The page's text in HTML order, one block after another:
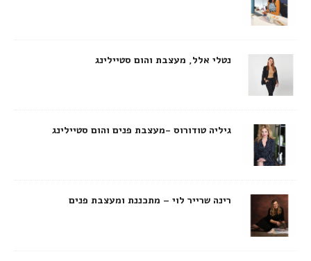
נטלי אלל, מעצבת והום סטיילינג
גיליה טודורוס -מעצבת פנים והום סטיילינג
רינה שרייר לוי – מתכננת ומעצבת פנים